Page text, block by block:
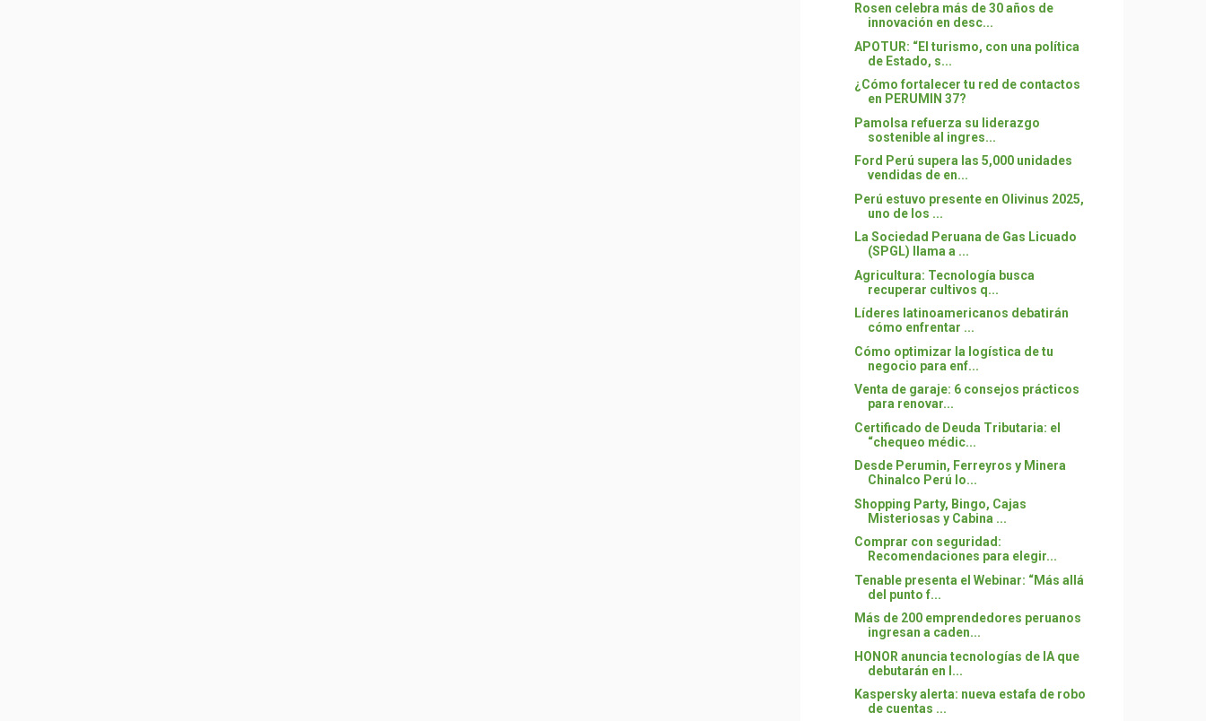
Rosen celebra más de 30 años de
innovación en desc...
APOTUR: “El turismo, con una política
de Estado, s...
¿Cómo fortalecer tu red de contactos
en PERUMIN 37?
Pamolsa refuerza su liderazgo
sostenible al ingres...
Ford Perú supera las 5,000 unidades
vendidas de en...
Perú estuvo presente en Olivinus 2025,
uno de los ...
La Sociedad Peruana de Gas Licuado
(SPGL) llama a ...
Agricultura: Tecnología busca
recuperar cultivos q...
Líderes latinoamericanos debatirán
cómo enfrentar ...
Cómo optimizar la logística de tu
negocio para enf...
Venta de garaje: 6 consejos prácticos
para renovar...
Certificado de Deuda Tributaria: el
“chequeo médic...
Desde Perumin, Ferreyros y Minera
Chinalco Perú lo...
Shopping Party, Bingo, Cajas
Misteriosas y Cabina ...
Comprar con seguridad:
Recomendaciones para elegir...
Tenable presenta el Webinar: “Más allá
del punto f...
Más de 200 emprendedores peruanos
ingresan a caden...
HONOR anuncia tecnologías de IA que
debutarán en l...
Kaspersky alerta: nueva estafa de robo
de cuentas ...